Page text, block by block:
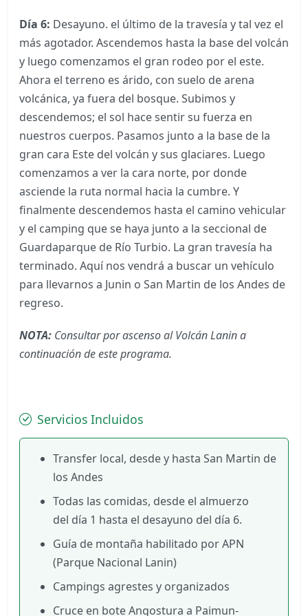
Día 6: Desayuno. el último de la travesía y tal vez el
más agotador. Ascendemos hasta la base del volcán
y luego comenzamos el gran rodeo por el este.
Ahora el terreno es árido, con suelo de arena
volcánica, ya fuera del bosque. Subimos y
descendemos; el sol hace sentir su fuerza en
nuestros cuerpos. Pasamos junto a la base de la
gran cara Este del volcán y sus glaciares. Luego
comenzamos a ver la cara norte, por donde
asciende la ruta normal hacia la cumbre. Y
finalmente descendemos hasta el camino vehicular
y el camping que se haya junto a la seccional de
Guardaparque de Río Turbio. La gran travesía ha
terminado. Aquí nos vendrá a buscar un vehículo
para llevarnos a Junin o San Martin de los Andes de
regreso.
NOTA: Consultar por ascenso al Volcán Lanin a
continuación de este programa.
Servicios Incluidos
Transfer local, desde y hasta San Martin de
los Andes
Todas las comidas, desde el almuerzo
del día 1 hasta el desayuno del día 6.
Guía de montaña habilitado por APN
(Parque Nacional Lanin)
Campings agrestes y organizados
Cruce en bote Angostura a Paimun-